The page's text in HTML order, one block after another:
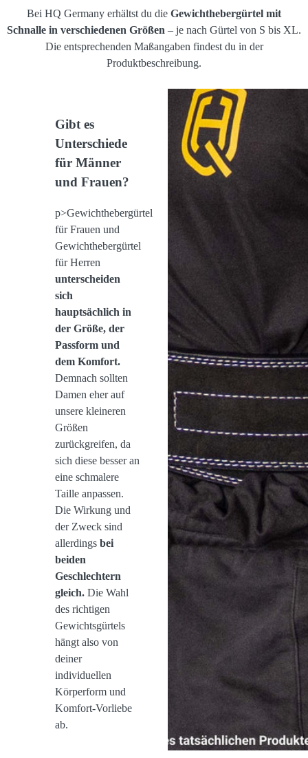
Bei HQ Germany erhältst du die Gewichthebergürtel mit
Schnalle in verschiedenen Größen – je nach Gürtel von S bis XL.
Die entsprechenden Maßangaben findest du in der
Produktbeschreibung.
Gibt es
Unterschiede
für Männer
und Frauen?
p>Gewichthebergürtel
für Frauen und
Gewichthebergürtel
für Herren
unterscheiden
sich
hauptsächlich in
der Größe, der
Passform und
dem Komfort.
Demnach sollten
Damen eher auf
unsere kleineren
Größen
zurückgreifen, da
sich diese besser an
eine schmalere
Taille anpassen.
Die Wirkung und
der Zweck sind
allerdingsbei
beiden
Geschlechtern
gleich. Die Wahl
des richtigen
Gewichtsgürtels
hängt also von
deiner
individuellen
Körperform und
Komfort-Vorliebe
ab.